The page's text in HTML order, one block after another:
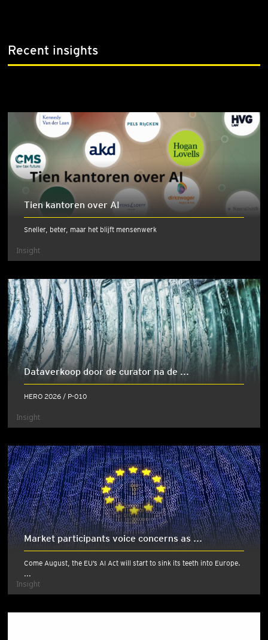
Recent insights
Tien kantoren over AI
Sneller, beter, maar het blijft mensenwerk
Insight
Dataverkoop door de curator na de ...
HERO 2026 / P-010
Insight
Market participants voice concerns as ...
Come August, the EU’s AI Act will start to sink its teeth into Europe.
...
Insight